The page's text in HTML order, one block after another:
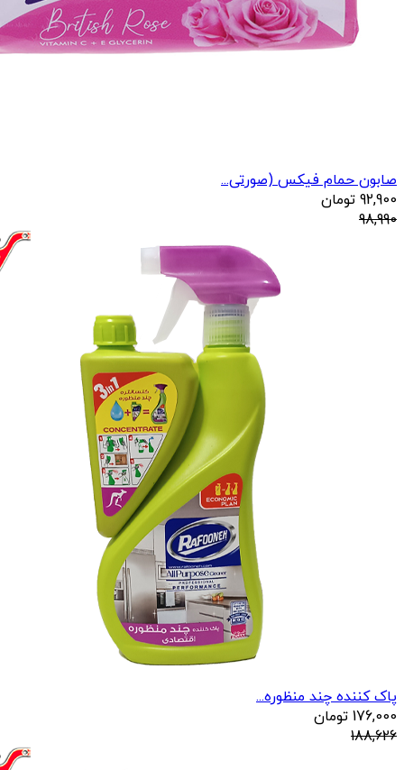
صابون حمام فیکس (صورتی...
92,900 تومان
98,990
پاک کننده چند منظوره...
176,000 تومان
188,626